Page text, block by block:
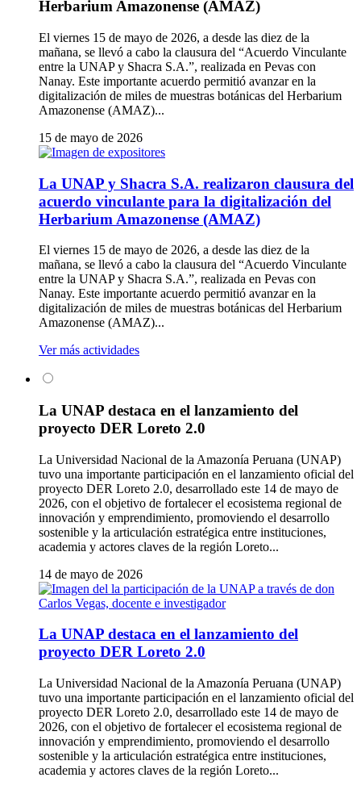
Herbarium Amazonense (AMAZ)
El viernes 15 de mayo de 2026, a desde las diez de la
mañana, se llevó a cabo la clausura del “Acuerdo Vinculante
entre la UNAP y Shacra S.A.”, realizada en Pevas con
Nanay. Este importante acuerdo permitió avanzar en la
digitalización de miles de muestras botánicas del Herbarium
Amazonense (AMAZ)...
15 de mayo de 2026
La UNAP y Shacra S.A. realizaron clausura del
acuerdo vinculante para la digitalización del
Herbarium Amazonense (AMAZ)
El viernes 15 de mayo de 2026, a desde las diez de la
mañana, se llevó a cabo la clausura del “Acuerdo Vinculante
entre la UNAP y Shacra S.A.”, realizada en Pevas con
Nanay. Este importante acuerdo permitió avanzar en la
digitalización de miles de muestras botánicas del Herbarium
Amazonense (AMAZ)...
Ver más actividades
La UNAP destaca en el lanzamiento del
proyecto DER Loreto 2.0
La Universidad Nacional de la Amazonía Peruana (UNAP)
tuvo una importante participación en el lanzamiento oficial del
proyecto DER Loreto 2.0, desarrollado este 14 de mayo de
2026, con el objetivo de fortalecer el ecosistema regional de
innovación y emprendimiento, promoviendo el desarrollo
sostenible y la articulación estratégica entre instituciones,
academia y actores claves de la región Loreto...
14 de mayo de 2026
La UNAP destaca en el lanzamiento del
proyecto DER Loreto 2.0
La Universidad Nacional de la Amazonía Peruana (UNAP)
tuvo una importante participación en el lanzamiento oficial del
proyecto DER Loreto 2.0, desarrollado este 14 de mayo de
2026, con el objetivo de fortalecer el ecosistema regional de
innovación y emprendimiento, promoviendo el desarrollo
sostenible y la articulación estratégica entre instituciones,
academia y actores claves de la región Loreto...